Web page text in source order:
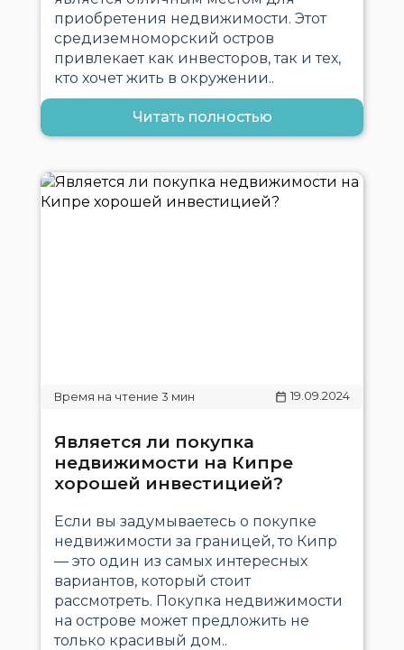
приобретения недвижимости. Этот
средиземноморский остров
привлекает как инвесторов, так и тех,
кто хочет жить в окружении..
Читать полностью
19.09.2024
Является ли покупка
недвижимости на Кипре
хорошей инвестицией?
Если вы задумываетесь о покупке
недвижимости за границей, то Кипр
— это один из самых интересных
вариантов, который стоит
рассмотреть. Покупка недвижимости
на острове может предложить не
только красивый дом..